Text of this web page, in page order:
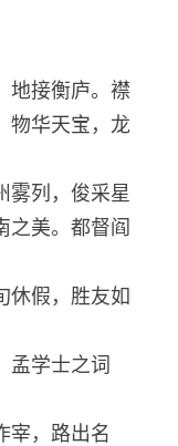
地接衡庐。襟
物华天宝，龙
雾列，俊采星
之美。都督阎
休假，胜友如
孟学士之词
宰，路出名